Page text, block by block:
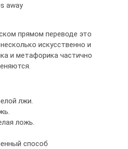
away
прямом переводе это
искусственно и
и метафорика частично
лжи.
ложь.
способ